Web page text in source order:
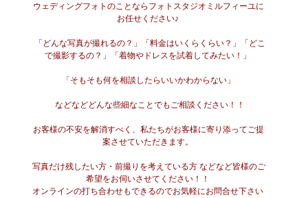
ウェディングフォトのことならフォトスタジオミルフィーユに
お任せください♪
「どんな写真が撮れるの？」「料金はいくらくらい？」「どこ
で撮影するの？」「着物やドレスを試着してみたい！」
「そもそも何を相談したらいいかわからない」
などなどどんな些細なことでもご相談ください！！
お客様の不安を解消すべく、私たちがお客様に寄り添ってご提
案させていただきます。
写真だけ残したい方・前撮りを考えている方 などなど皆様のご
希望をお伺いさせてください！！
オンラインの打ち合わせもできるのでお気軽にお問合せ下さい